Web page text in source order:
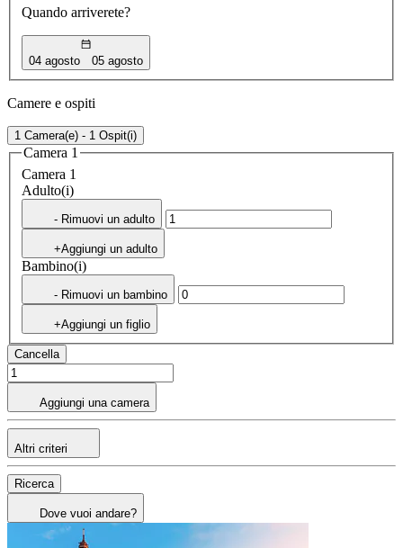
Quando arriverete?
04 agosto 05 agosto
Camere e ospiti
1 Camera(e) - 1 Ospit(i)
Camera 1
Camera 1
Adulto(i)
- Rimuovi un adulto
+Aggiungi un adulto
Bambino(i)
- Rimuovi un bambino
+Aggiungi un figlio
Cancella
Aggiungi una camera
Altri criteri
Ricerca
Dove vuoi andare?